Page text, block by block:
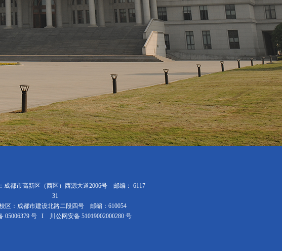
成都市高新区（西区）西源大道2006号 邮编： 6117
31
区：成都市建设北路二段四号 邮编：610054
05006379 号 I 川公网安备 51019002000280 号